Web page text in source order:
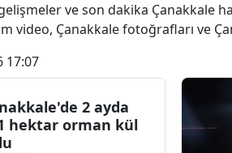
ve son dakika Çanakkale
video, Çanakkale fotoğrafları ve
17:07
2 ayda
hektar orman kül